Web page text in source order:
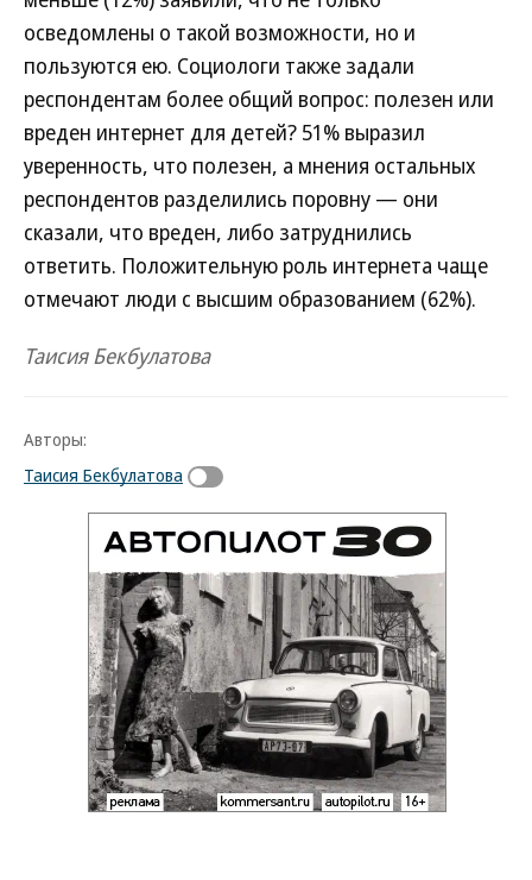
осведомлены о такой возможности, но и
пользуются ею. Социологи также задали
респондентам более общий вопрос: полезен или
вреден интернет для детей? 51% выразил
уверенность, что полезен, а мнения остальных
респондентов разделились поровну — они
сказали, что вреден, либо затруднились
ответить. Положительную роль интернета чаще
отмечают люди с высшим образованием (62%).
Таисия Бекбулатова
Авторы:
Таисия Бекбулатова